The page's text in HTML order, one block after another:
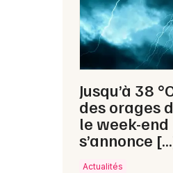
Jusqu’à 38
des orages
le week-end
s’annonce
Actualités